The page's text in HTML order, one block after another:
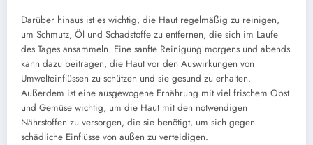
Darüber hinaus ist es wichtig, die Haut regelmäßig zu reinigen,
um Schmutz, Öl und Schadstoffe zu entfernen, die sich im Laufe
des Tages ansammeln. Eine sanfte Reinigung morgens und abends
kann dazu beitragen, die Haut vor den Auswirkungen von
Umwelteinflüssen zu schützen und sie gesund zu erhalten.
Außerdem ist eine ausgewogene Ernährung mit viel frischem Obst
und Gemüse wichtig, um die Haut mit den notwendigen
Nährstoffen zu versorgen, die sie benötigt, um sich gegen
schädliche Einflüsse von außen zu verteidigen.